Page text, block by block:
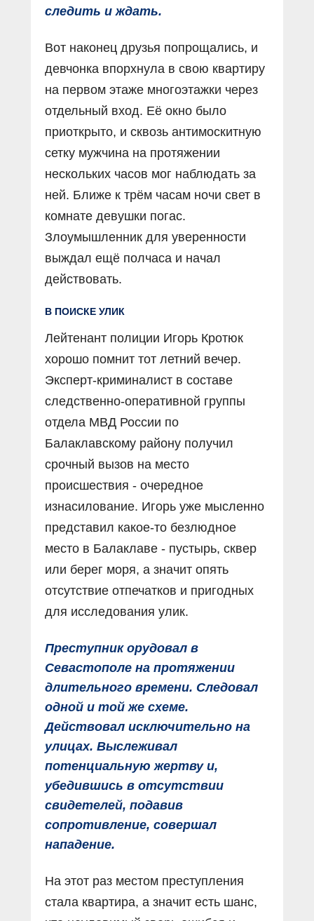
следить и ждать.
Вот наконец друзья попрощались, и
девчонка впорхнула в свою квартиру
на первом этаже многоэтажки через
отдельный вход. Её окно было
приоткрыто, и сквозь антимоскитную
сетку мужчина на протяжении
нескольких часов мог наблюдать за
ней. Ближе к трём часам ночи свет в
комнате девушки погас.
Злоумышленник для уверенности
выждал ещё полчаса и начал
действовать.
В ПОИСКЕ УЛИК
Лейтенант полиции Игорь Кротюк
хорошо помнит тот летний вечер.
Эксперт-криминалист в составе
следственно-оперативной группы
отдела МВД России по
Балаклавскому району получил
срочный вызов на место
происшествия - очередное
изнасилование. Игорь уже мысленно
представил какое-то безлюдное
место в Балаклаве - пустырь, сквер
или берег моря, а значит опять
отсутствие отпечатков и пригодных
для исследования улик.
Преступник орудовал в
Севастополе на протяжении
длительного времени. Следовал
одной и той же схеме.
Действовал исключительно на
улицах. Выслеживал
потенциальную жертву и,
убедившись в отсутствии
свидетелей, подавив
сопротивление, совершал
нападение.
На этот раз местом преступления
стала квартира, а значит есть шанс,